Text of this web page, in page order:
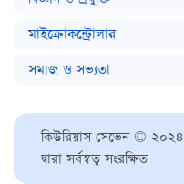
মাইক্রোকন্ট্রোলার
সমাজ ও সভ্যতা
কিউরিয়াস সেভেন © ২০২৪
দ্বারা সর্বস্বত্ব সংরক্ষিত